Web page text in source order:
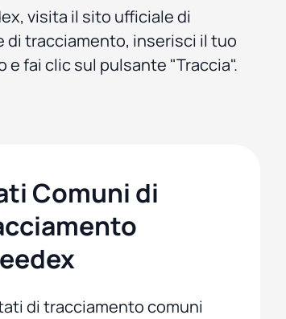
visita il sito ufficiale di
di tracciamento, inserisci il tuo
fai clic sul pulsante "Traccia".
Comuni di
di tracciamento comuni